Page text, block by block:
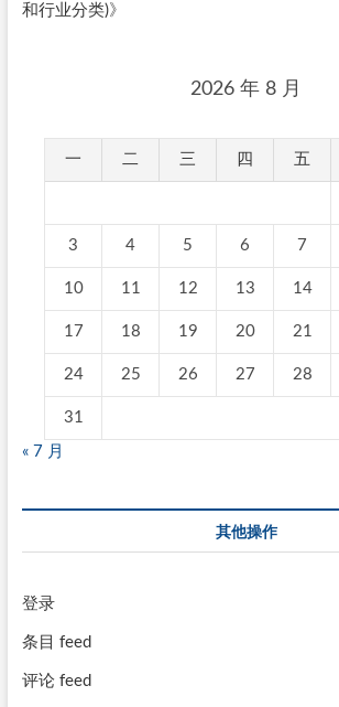
和行业分类)》
2026 年 8 月
一 二 三 四 五
3 4 5 6 7
10 11 12 13 14
17 18 19 20 21
24 25 26 27 28
31
« 7 月
其他操作
登录
条目 feed
评论 feed